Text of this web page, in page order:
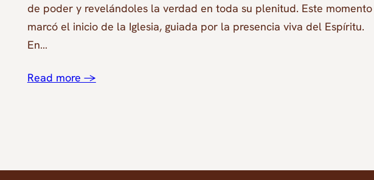
de poder y revelándoles la verdad en toda su plenitud. Este momento
marcó el inicio de la Iglesia, guiada por la presencia viva del Espíritu.
En…
Read more →